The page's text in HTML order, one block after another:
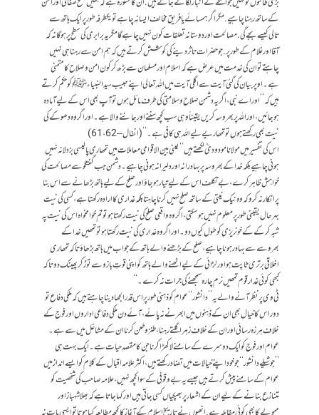
کے ساتھ رہنا چاہیے. مگر اگر ہمسائے یا فریق مخالف ایسا نہ چاہے تو یکطرفہ طور پر ایک ہاتھ سے
تالی کیسے بجے گی. مصالحت اور دوستانہ تعلقات کون نہیں چاہے گا مگر یہ برابری کی سطح پر ہوگا نہ کہ
آقا اور غلام کے طور پر. جو حضرات تاثر دینے کی کوشش کرتے ہیں کہ ہم امن سے رہنا ہی نہیں
چاہتے تو ان کی خدمت میں عرض ہے کہ اسلام اور مسلمان سے بڑھ کر کون امن و صلاح کا متمنی
ہے۔ اوپر بیان کی گئی آیت سے اگلی آیت میں اللہ تعالی اپنے حبیب سیدالنبیاء ﷺ کو حکم کرتے
ہیں کہ ’’اور اے نبی، اگر یہ دشمن صلاح و سلامتی کی طرف مائل ہوں تو آپ بھی اس کے لیے آمادہ
ہوجائیں، اور اللہ پر بھروسہ کریں یقیناً وہی سب کچھ سننے اور جاننے والا ہے۔ اور اگر وہ دھوکے کی
نیت بھی رکھتے ہوں تو تمھاریے لیے اللہ ہی کافی ہے۔‘‘ ( انفال – 61،62 )
اس کی تفسیر میں مولانا مودودیؒ لکھتے ہیں ’’یعنی بین الاقوامی معاملات میں تمھاری پالیسی بزدلانہ نہیں
ہونی چاہیے بلکہ خدا کے بھروسہ پر بہادرانہ اور دلیرانہ ہونی چاہیے۔ دشمن جب گفتگو سے مصالحت کی
خواہش ظاہر کرے، بے تکلف اس کے لیے تیار ہوجاؤ اور صلح کے لیے ہاتھ بڑھانے سے اس بنا
پر انکار نہ کرو کہ وہ نیک نیتی کے ساتھ صلح نہیں کرنا چاہتا بلکہ غداری کا ارادہ رکھتا ہے، کسی کی نیت
بہرحال یقینی طور پر معلوم نہیں ہوسکتی، اگر وہ واقعی صلح کی نیت رکھتا ہو تو تم خوامخواہ اس کی نیت پہ
شبہ کرکے کے خونریزی کو طول کیوں دو۔ اور اگر وہ غداری کی نیت رکھتا ہو تو تمھیں خدا کے
بھروسے سے بہادر ہونا چاہیے، صلح کے بڑھنے والے ہاتھ کے جواب میں ہاتھ بڑھاؤ تاکہ تمھاری
اخلاقی برتری ثاپت ہو اور لڑائی کے لیے اٹھنے والے ہاتھ کو اپنی قوتِ بازو سے توڑ کر پھینک دو تاکہ
کبھی کوئی غدار قوم تمھیں نرم چارہ سمجھنے کی جرات نہ کرے۔‘‘
ٹی وی پر نظر آنے والے یہ ’’دانشور‘‘ عوام کو ذہنی طور پر اس قدر الجھا دینا چاہتے ہیں کہ ملکی دفاع تو
دور اس کا خیال بھی ان کے ذہنوں میں ابھرنے نہ پائے، آئے دن ملکی دفاعی اداروں اور فوج کے
خلاف ہرزہ رسائی اور ان کے خلاف زہر اگلتے رہنا، طنز و طعن کرنا ان کے مشاغل میں سے ہے۔
عوام اور فوج کو ایک دوسرے کے سامنے لاکھڑا کرنا جن کا مقصدِ حیات ہے۔ ایک بہت ہی
’’جوشیلے دانشور‘‘ جو خود اپنے خیالات میں تضاد رکھتے ہیں، اکثرعلامہ اقبال کے کلام کو ایسے انداز میں
عوام کے سامنے پیش کرتے ہیں جیسے یہ بےوقوفی کے سوا کچھ نہیں، علامہ صاحب کی شخصیت کو
متنازع بنانے کے لیے ان کے اشعار پر بھپکیاں کسی جاتی ہیں اور کہا جاتا ہے کہ بھلا شہباز اور